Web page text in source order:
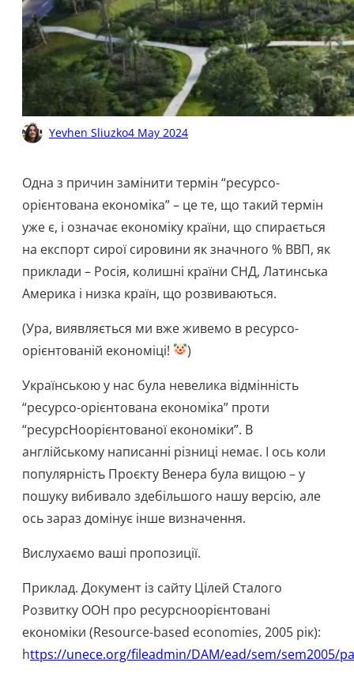
Yevhen Sliuzko4 May 2024
Одна з причин замінити термін “ресурсо-
орієнтована економіка” – це те, що такий термін
уже є, і означає економіку країни, що спирається
на експорт сирої сировини як значного % ВВП, як
приклади – Росія, колишні країни СНД, Латинська
Америка і низка країн, що розвиваються.
(Ура, виявляється ми вже живемо в ресурсо-
орієнтованій економіці!
)
Українською у нас була невелика відмінність
“ресурсо-орієнтована економіка” проти
“ресурсНоорієнтованої економіки”. В
англійському написанні різниці немає. І ось коли
популярність Проєкту Венера була вищою – у
пошуку вибивало здебільшого нашу версію, але
ось зараз домінує інше визначення.
Вислухаємо ваші пропозиції.
Приклад. Документ із сайту Цілей Сталого
Розвитку ООН про ресурсноорієнтовані
економіки (Resource-based economies, 2005 рік):
https://unece.org/fileadmin/DAM/ead/sem/sem2005/